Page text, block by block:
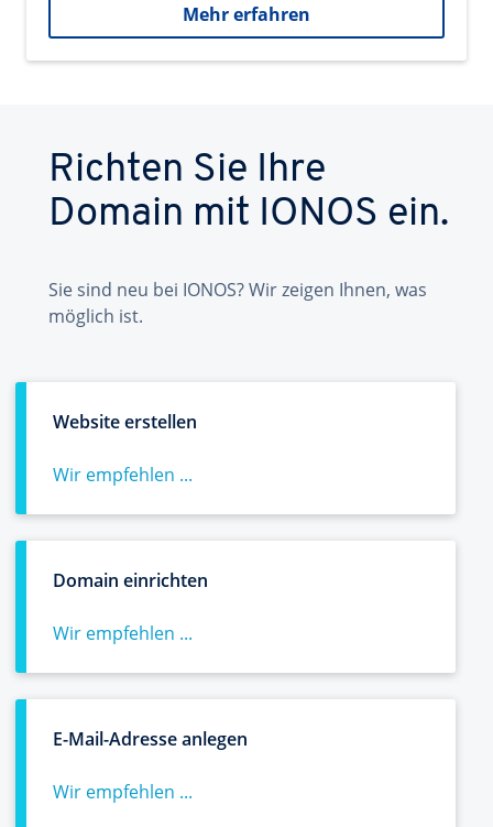
Mehr erfahren
Richten Sie Ihre
Domain mit IONOS ein.
Sie sind neu bei IONOS? Wir zeigen Ihnen, was
möglich ist.
Website erstellen
Wir empfehlen ...
Domain einrichten
Wir empfehlen ...
E-Mail-Adresse anlegen
Wir empfehlen ...